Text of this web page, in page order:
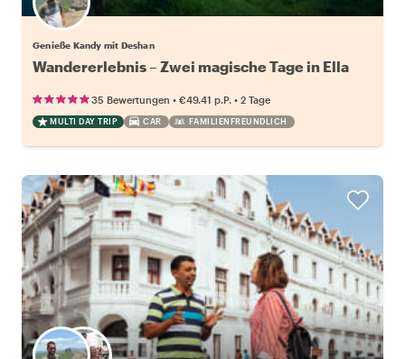
Genieße Kandy mit Deshan
Wandererlebnis – Zwei magische Tage in Ella
35 Bewertungen • €49.41 p.P. • 2 Tage
MULTI DAY TRIP CAR FAMILIENFREUNDLICH